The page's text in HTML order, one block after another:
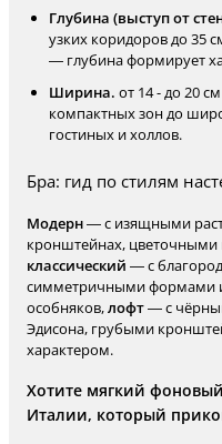
Глубина (выступ от
узких коридоров до 35
— глубина формирует
Ширина. от 14 - до 20
компактных зон до
гостиных и холлов.
Бра: гид по стилям
Модерн— с изящными
кронштейнах, цветочными
классический — с
симметричными формами
особняков,лофт— с
Эдисона, грубыми
характером.
Хотите мягкий
Италии, который